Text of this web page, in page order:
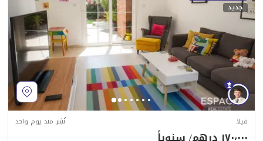
جديد
فيلا نُشِر منذ يوم واحد